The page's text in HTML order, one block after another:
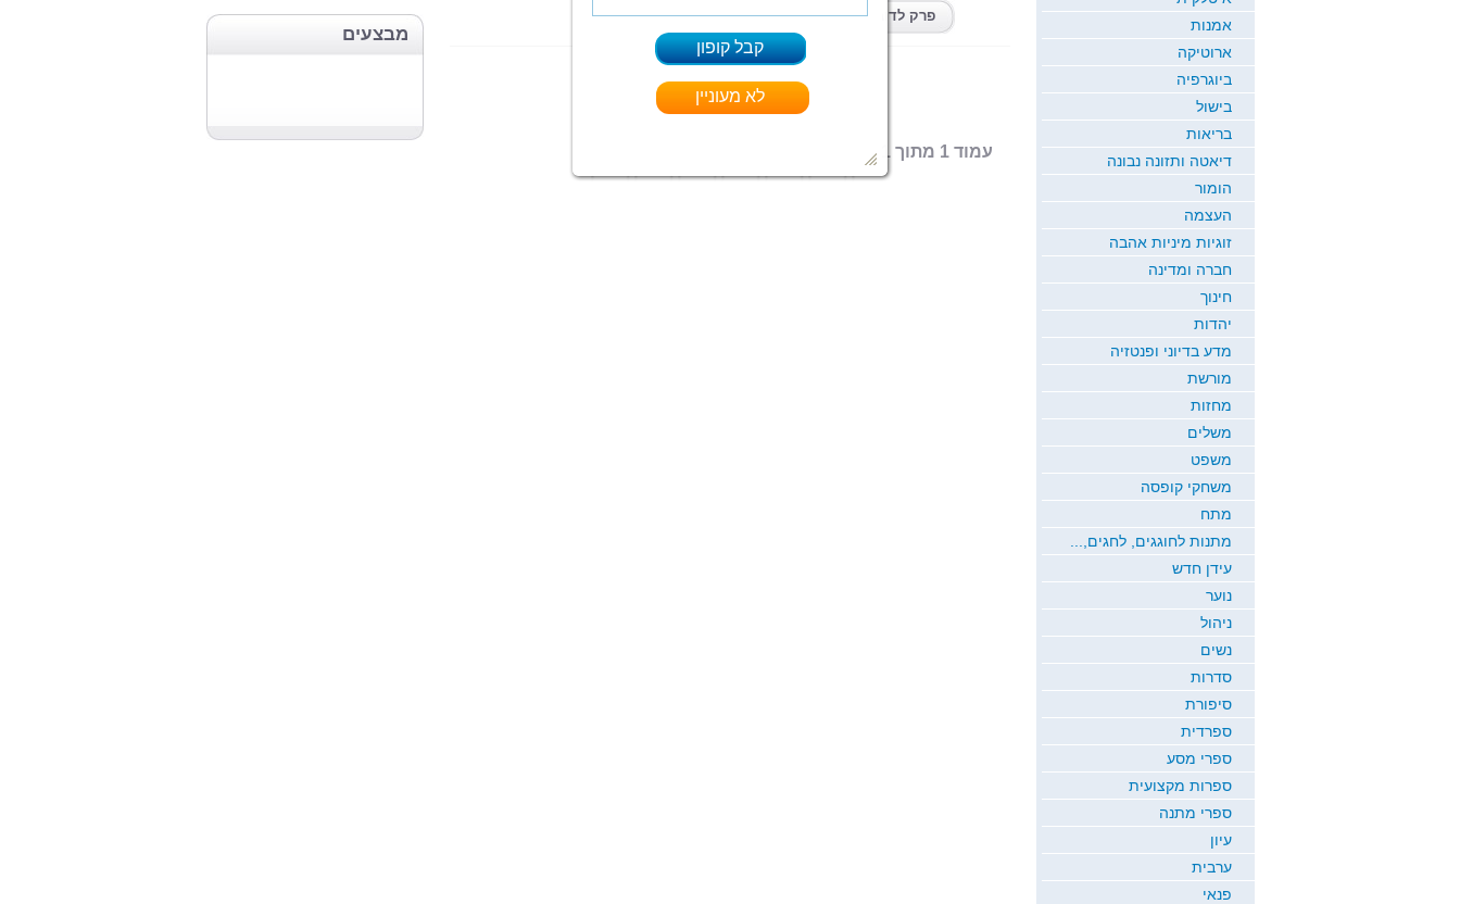
מבצעים
פרק לדוגמא
עמוד 1 מתוך 1
אמנות
ארוטיקה
ביוגרפיה
בישול
בריאות
דיאטה ותזונה נבונה
הומור
העצמה
זוגיות מיניות אהבה
חברה ומדינה
חינוך
יהדות
מדע בדיוני ופנטזיה
מורשת
מחזות
משלים
משפט
משחקי קופסה
מתח
מתנות לחוגגים, לחגים,...
עידן חדש
נוער
ניהול
נשים
סדרות
סיפורת
ספרדית
ספרי מסע
ספרות מקצועית
ספרי מתנה
עיון
ערבית
פנאי